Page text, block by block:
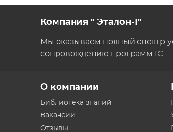
Компания " Эталон-1"
Мы оказываем полный спектр
сопровождению программ 1С.
О компании
Библиотека знаний
Вакансии
Отзывы